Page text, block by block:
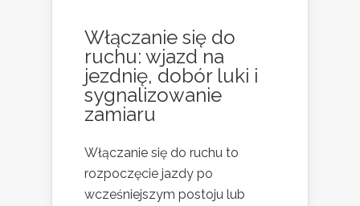
Włączanie się do
ruchu: wjazd na
jezdnię, dobór luki i
sygnalizowanie
zamiaru
Włączanie się do ruchu to
rozpoczęcie jazdy po
wcześniejszym postoju lub